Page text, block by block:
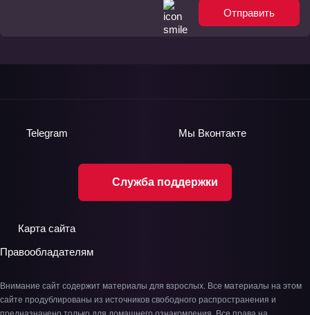
Отправить
Служба поддержки
Telegram Мы Вконтакте
Карта сайта
Правообладателям
Внимание сайт содержит материалы для взрослых. Все материалы на этом
сайте продублированы из источников свободного распространения и